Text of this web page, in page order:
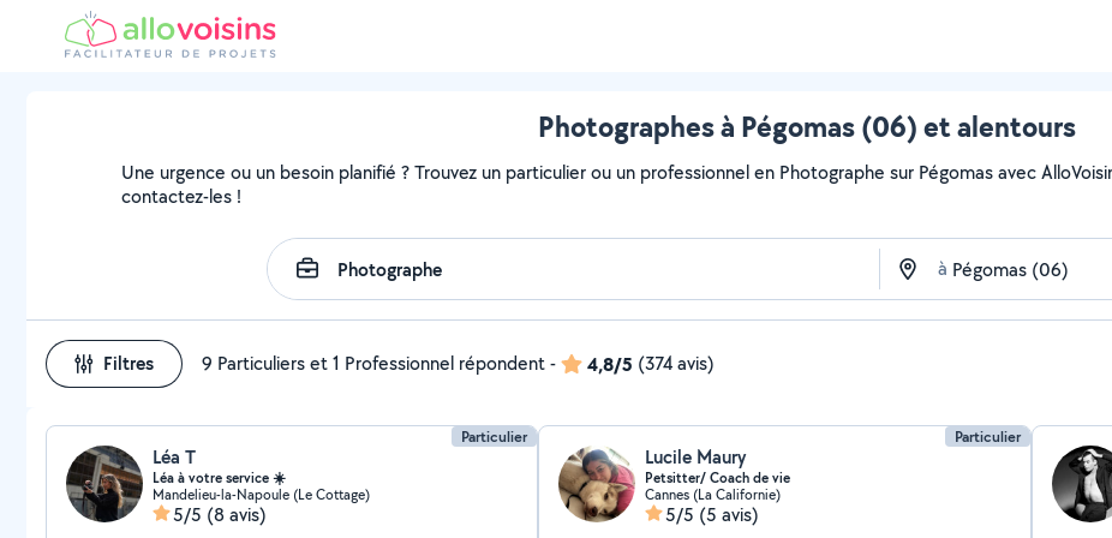
Photographes à Pégomas (06) et alentours
Une urgence ou un besoin planifié ? Trouvez un particulier ou un professionnel en Photographe sur Pégomas avec
contactez-les !
à
Filtres 9 Particuliers et 1 Professionnel répondent- 4,8/5 (374 avis)
Particulier
Léa T
Léa à votre service ☀️
Mandelieu-la-Napoule (Le Cottage)
5/5 (8 avis)
Particulier
Lucile Maury
Petsitter/ Coach de vie
Cannes (La Californie)
5/5 (5 avis)